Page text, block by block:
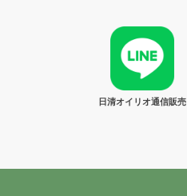
日清オイリオ通信販売